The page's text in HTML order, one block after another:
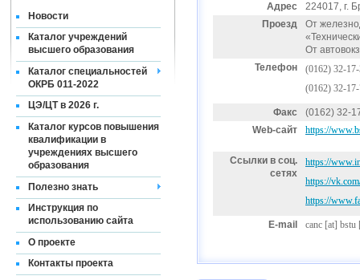
Новости
Каталог учреждений
высшего образования
Каталог специальностей
ОКРБ 011-2022
ЦЭ/ЦТ в 2026 г.
Каталог курсов повышения
квалификации в
учреждениях высшего
образования
Полезно знать
Инструкция по
использованию сайта
О проекте
Контакты проекта
Адрес
224017, г.
Проезд
От
От
Телефон
(0162) 32-
(0162) 32-
Факс
(0162) 32-
Web-сайт
https://
Ссылки в соц.
сетях
https://
https://
https://
E-mail canc [at] bstu